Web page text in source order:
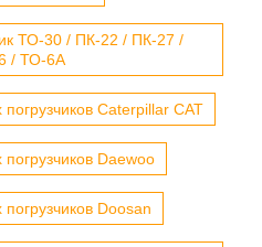
ТО-30 / ПК-22 / ПК-27 /
/ ТО-6А
Caterpillar CAT
Daewoo
Doosan